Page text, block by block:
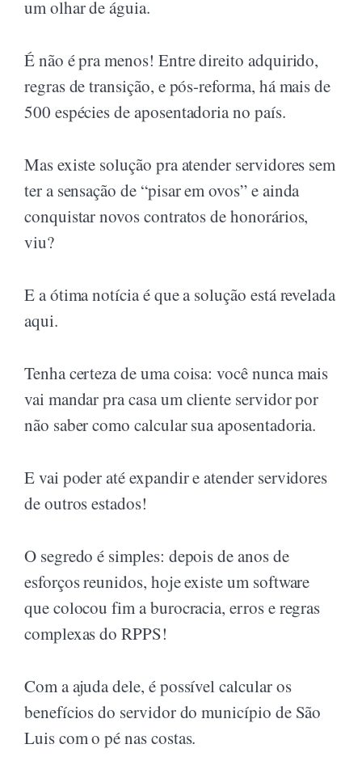
um olhar de águia.
É não é pra menos! Entre direito adquirido,
regras de transição, e pós-reforma, há mais de
500 espécies de aposentadoria no país.
Mas existe solução pra atender servidores sem
ter a sensação de “pisar em ovos” e ainda
conquistar novos contratos de honorários,
viu?
E a ótima notícia é que a solução está revelada
aqui.
Tenha certeza de uma coisa: você nunca mais
vai mandar pra casa um cliente servidor por
não saber como calcular sua aposentadoria.
E vai poder até expandir e atender servidores
de outros estados!
O segredo é simples: depois de anos de
esforços reunidos, hoje existe um software
que colocou fim a burocracia, erros e regras
complexas do RPPS!
Com a ajuda dele, é possível calcular os
benefícios do servidor do município de São
Luis com o pé nas costas.